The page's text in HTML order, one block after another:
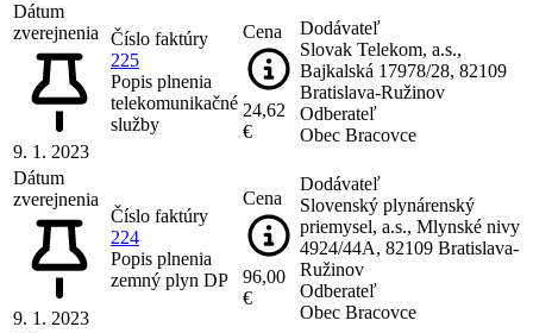
Dátum
zverejnenia
9. 1. 2023
Číslo faktúry
225
Popis plnenia
telekomunikačné
služby
Cena
24,62
€
Dodávateľ
Slovak Telekom, a.s.,
Bajkalská 17978/28, 82109
Bratislava-Ružinov
Odberateľ
Obec Bracovce
Dátum
zverejnenia
9. 1. 2023
Číslo faktúry
224
Popis plnenia
zemný plyn DP
Cena
96,00
€
Dodávateľ
Slovenský plynárenský
priemysel, a.s., Mlynské nivy
4924/44A, 82109 Bratislava-
Ružinov
Odberateľ
Obec Bracovce